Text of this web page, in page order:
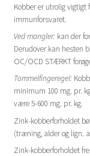
Kobber er utrolig vigtigt
immunforsvaret.
Ved mangler:kan der
Derudover kan hesten
OC/OCD STÆRKT
Tommelfingeregel:
minimum 100 mg. pr.
være 5-600 mg. pr. kg.
Zink-kobberforholdet
(træning, alder og lign.
Zink-kobberforholdet